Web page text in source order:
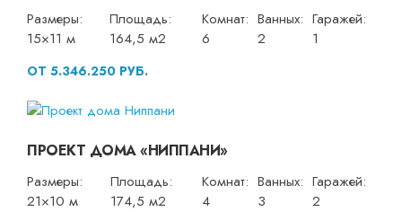
Размеры:
15×11 м
Площадь:
164,5 м2
Комнат:
6
Ванных:
2
Гаражей:
1
ОТ 5.346.250 РУБ.
ПРОЕКТ ДОМА «НИППАНИ»
Размеры:
21×10 м
Площадь:
174,5 м2
Комнат:
4
Ванных:
3
Гаражей:
2